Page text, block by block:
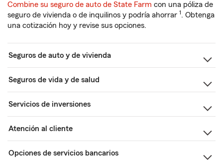
Combine su seguro de auto de State Farm con una póliza de
seguro de vivienda o de inquilinos y podría ahorrar 1. Obtenga
una cotización hoy y revise sus opciones.
Seguros de auto y de vivienda
Seguros de vida y de salud
Servicios de inversiones
Atención al cliente
Opciones de servicios bancarios